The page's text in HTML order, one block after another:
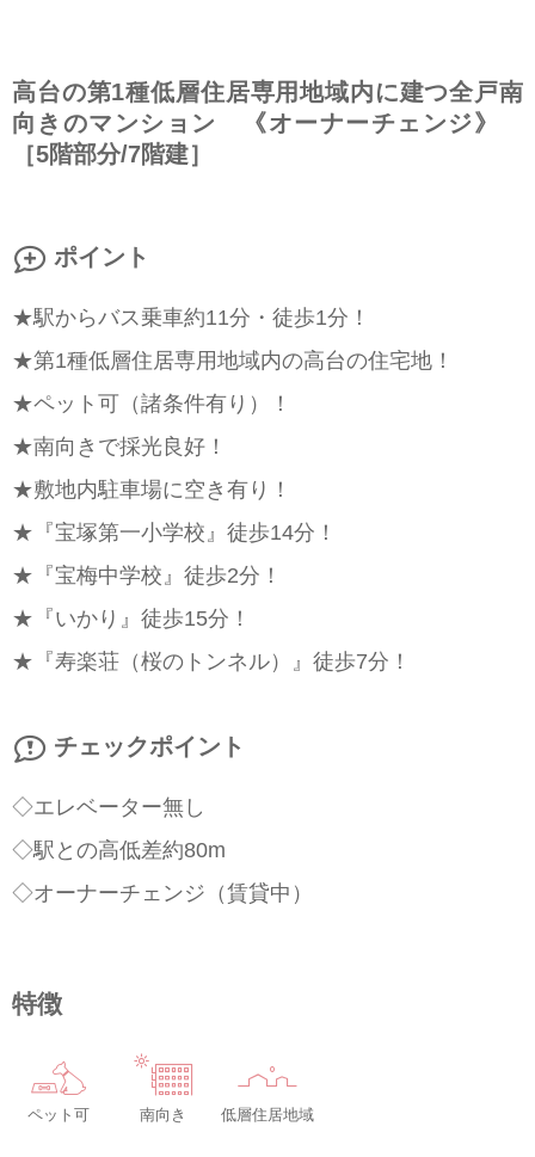
高台の第1種低層住居専用地域内に建つ全戸南
向きのマンション 《オーナーチェンジ》
［5階部分/7階建］
ポイント
★駅からバス乗車約11分・徒歩1分！
★第1種低層住居専用地域内の高台の住宅地！
★ペット可（諸条件有り）！
★南向きで採光良好！
★敷地内駐車場に空き有り！
★『宝塚第一小学校』徒歩14分！
★『宝梅中学校』徒歩2分！
★『いかり』徒歩15分！
★『寿楽荘（桜のトンネル）』徒歩7分！
チェックポイント
◇エレベーター無し
◇駅との高低差約80m
◇オーナーチェンジ（賃貸中）
特徴
ペット可 南向き 低層住居地域